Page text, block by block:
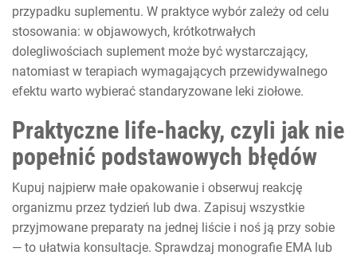
przypadku suplementu. W praktyce wybór zależy od celu
stosowania: w objawowych, krótkotrwałych
dolegliwościach suplement może być wystarczający,
natomiast w terapiach wymagających przewidywalnego
efektu warto wybierać standaryzowane leki ziołowe.
Praktyczne life-hacky, czyli jak nie
popełnić podstawowych błędów
Kupuj najpierw małe opakowanie i obserwuj reakcję
organizmu przez tydzień lub dwa. Zapisuj wszystkie
przyjmowane preparaty na jednej liście i noś ją przy sobie
— to ułatwia konsultacje. Sprawdzaj monografie EMA lub